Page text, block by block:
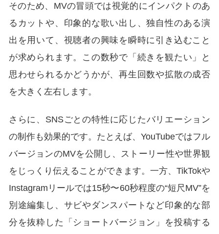
そのため、MVの冒頭では視覚的にインパクトのあ
るカットや、印象的な歌い出し、独自性のある演
出を用いて、視聴者の興味を瞬時に引き込むこと
が求められます。この数秒で「続きを観たい」と
思わせられるかどうかが、再生回数や拡散の成否
を大きく左右します。
さらに、SNSごとの特性に応じたバリエーション
の制作も効果的です。たとえば、YouTubeではフル
バージョンのMVを公開し、ストーリー性や世界観
をじっくり伝えることができます。一方、TikTokや
Instagramリールでは15秒〜60秒程度の“短尺MV”を
別途編集し、サビやダンスパートなど印象的な部
分を抜粋した「ショートバージョン」を投稿する